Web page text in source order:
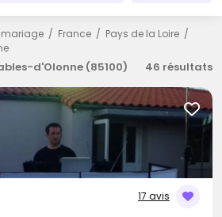
mariage France
Pays de la Loire
d'Olonne (85100) 46 résultats
17 avis